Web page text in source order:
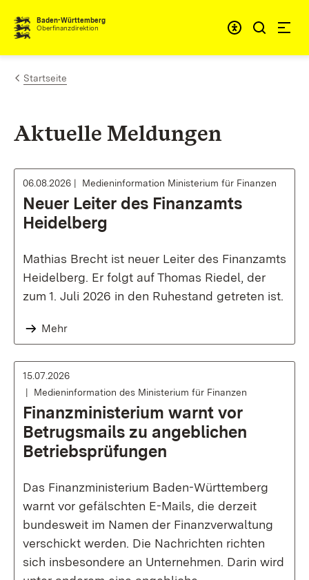
Zum Inhalt springen
Baden-Württemberg
Oberfinanzdirektion
Startseite
Aktuelle Meldungen
06.08.2026 Medieninformation Ministerium für Finanzen
Neuer Leiter des Finanzamts
Heidelberg
Mathias Brecht ist neuer Leiter des Finanzamts
Heidelberg. Er folgt auf Thomas Riedel, der
zum 1. Juli 2026 in den Ruhestand getreten ist.
Mehr
15.07.2026
Medieninformation des Ministerium für Finanzen
Finanzministerium warnt vor
Betrugsmails zu angeblichen
Betriebsprüfungen
Das Finanzministerium Baden-Württemberg
warnt vor gefälschten E-Mails, die derzeit
bundesweit im Namen der Finanzverwaltung
verschickt werden. Die Nachrichten richten
sich insbesondere an Unternehmen. Darin wird